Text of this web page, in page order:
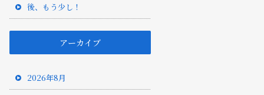
後、もう少し！
アーカイブ
2026年8月